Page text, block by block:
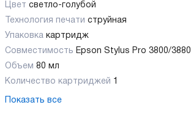
Цвет светло-голубой
Технология печати струйная
Упаковка картридж
Совместимость Epson Stylus Pro 3800/3880
Объем 80 мл
Количество картриджей 1
Показать все